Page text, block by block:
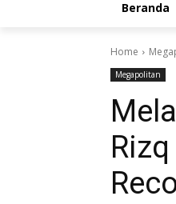
Beranda
Home
Megapolitan